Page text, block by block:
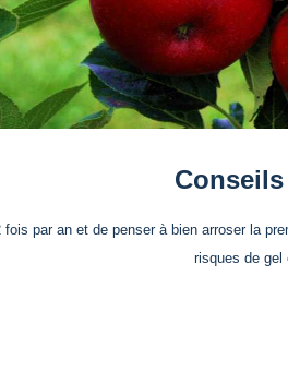
Conseils
par an et de penser à bien arroser la
risques de gel